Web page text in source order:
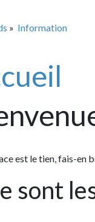
fais-en bon usage
les